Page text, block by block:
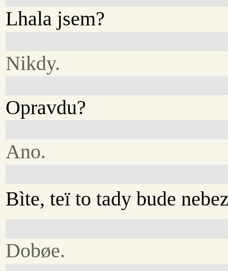
Lhala jsem?
Nikdy.
Opravdu?
Ano.
Bìte, teï to tady bude
Dobøe.